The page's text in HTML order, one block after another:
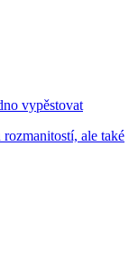
vypěstovat
ale také